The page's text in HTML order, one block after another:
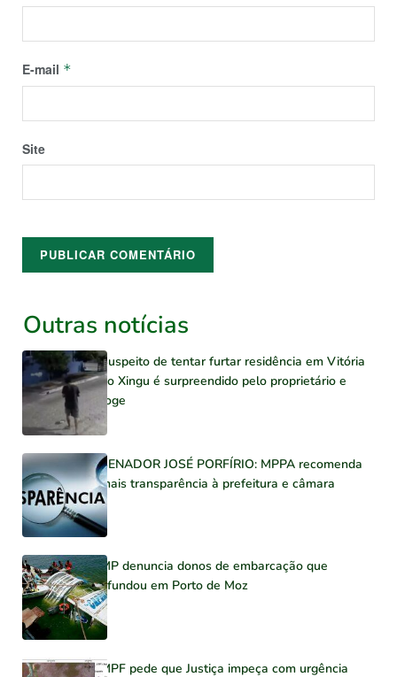
E-mail *
Site
Outras notícias
Suspeito de tentar furtar residência em Vitória
do Xingu é surpreendido pelo proprietário e
foge
SENADOR JOSÉ PORFÍRIO: MPPA recomenda
mais transparência à prefeitura e câmara
MP denuncia donos de embarcação que
afundou em Porto de Moz
MPF pede que Justiça impeça com urgência